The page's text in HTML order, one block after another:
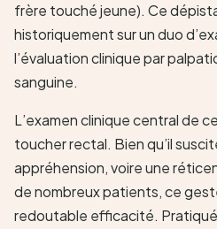
frère touché jeune). Ce
historiquement sur un duo
l’évaluation clinique par
sanguine.
L’examen clinique central de
toucher rectal. Bien qu’il
appréhension, voire une
de nombreux patients, ce
redoutable efficacité. Pratiqué